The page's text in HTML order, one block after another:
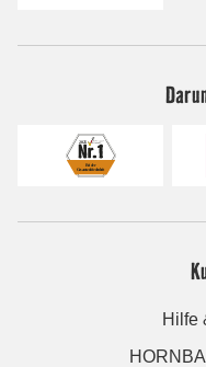
Hilfe